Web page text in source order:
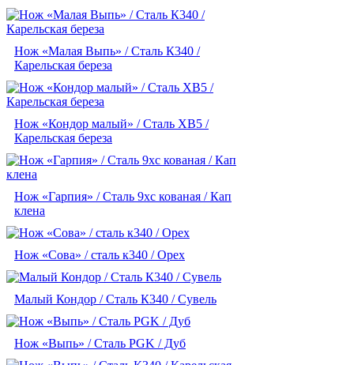
Нож «Малая Выпь» / Сталь К340 /
Карельская береза
Нож «Кондор малый» / Сталь ХВ5 /
Карельская береза
Нож «Гарпия» / Сталь 9хс кованая / Кап
клена
Нож «Сова» / сталь к340 / Орех
Малый Кондор / Сталь К340 / Сувель
Нож «Выпь» / Сталь PGK / Дуб